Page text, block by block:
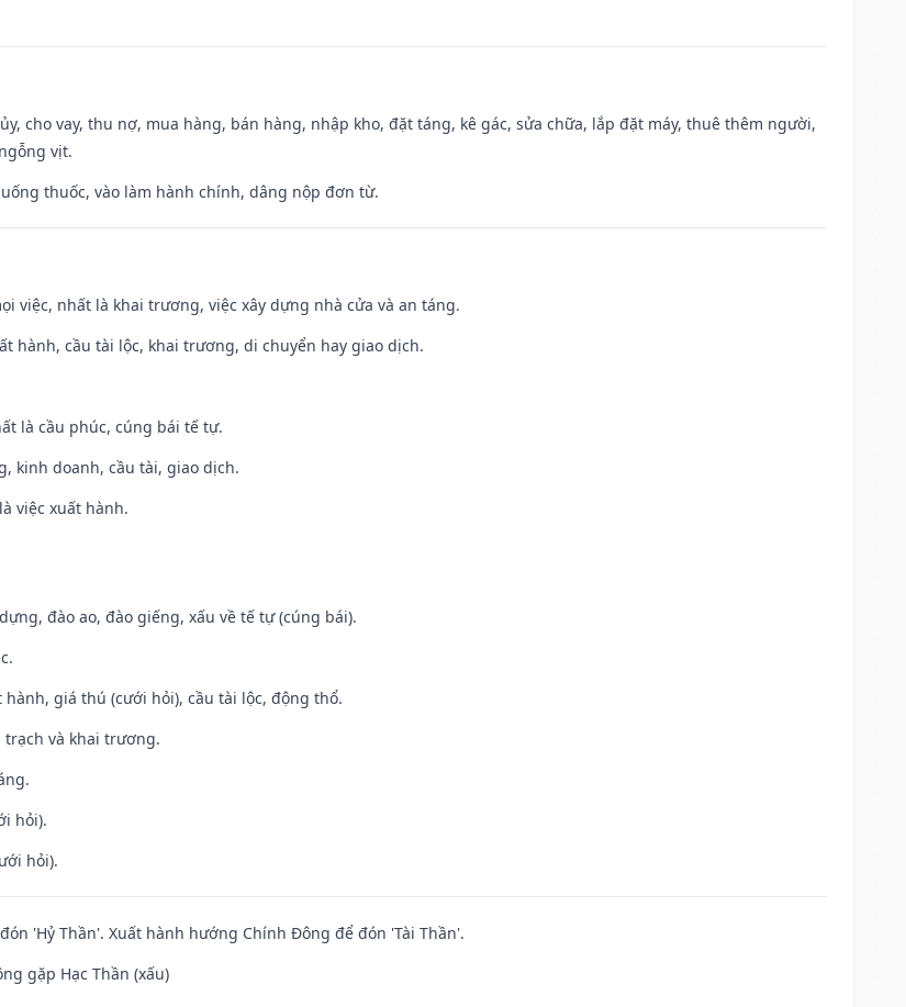
cho vay, thu nợ, mua hàng, bán hàng, nhập kho, đặt táng, kê gác, sửa chữa, lắp đặt máy, thuê thêm người,
vịt.
thuốc, vào làm hành chính, dâng nộp đơn từ.
việc, nhất là khai trương, việc xây dựng nhà cửa và an táng.
hành, cầu tài lộc, khai trương, di chuyển hay giao dịch.
là cầu phúc, cúng bái tế tự.
kinh doanh, cầu tài, giao dịch.
việc xuất hành.
đào ao, đào giếng, xấu về tế tự (cúng bái).
hành, giá thú (cưới hỏi), cầu tài lộc, động thổ.
trạch và khai trương.
hỏi).
hỏi).
'Hỷ Thần'. Xuất hành hướng Chính Đông để đón 'Tài Thần'.
gặp Hạc Thần (xấu)